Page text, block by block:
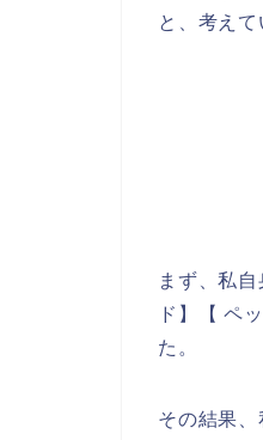
と、考えて
まず、私
ド】【 ペ
た。
その結果